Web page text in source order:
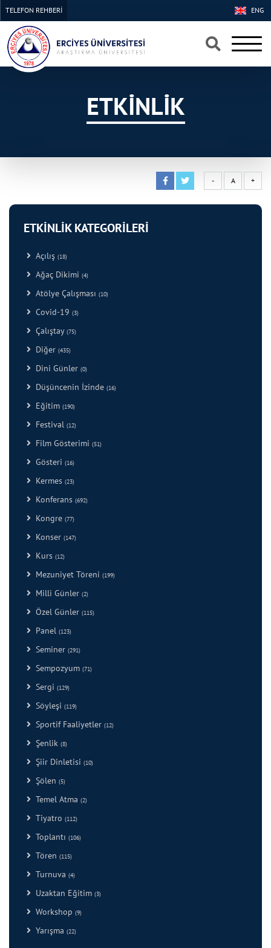
×
×
ENG
TELEFON REHBERİ
ETKİNLİK
- A +
ETKİNLİK KATEGORİLERİ
Açılış (18)
Ağaç Dikimi (4)
Atölye Çalışması (10)
Covid-19 (3)
Çalıştay (75)
Diğer (435)
Dini Günler (0)
Düşüncenin İzinde (16)
Eğitim (190)
Festival (12)
Film Gösterimi (51)
Gösteri (16)
Kermes (23)
Konferans (692)
Kongre (77)
Konser (147)
Kurs (12)
Mezuniyet Töreni (199)
Milli Günler (2)
Özel Günler (115)
Panel (123)
Seminer (291)
Sempozyum (71)
Sergi (129)
Söyleşi (119)
Sportif Faaliyetler (12)
Şenlik (8)
Şiir Dinletisi (10)
Şölen (5)
Temel Atma (2)
Tiyatro (112)
Toplantı (106)
Tören (115)
Turnuva (4)
Uzaktan Eğitim (3)
Workshop (9)
Yarışma (22)